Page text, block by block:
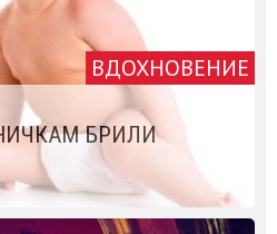
ВДОХНОВЕНИЕ
БРИЛИ